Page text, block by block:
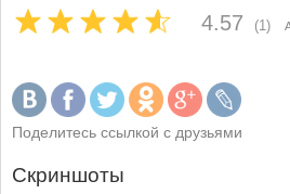
4.57 (1)
Поделитесь ссылкой с друзьями
Скриншоты